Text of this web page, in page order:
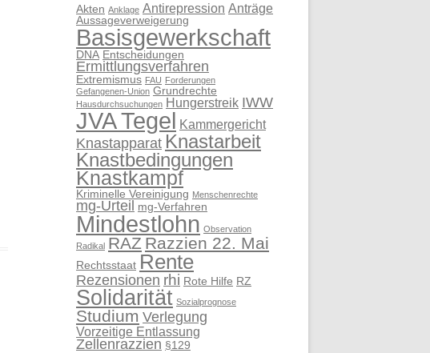
Akten Anklage Antirepression Anträge
Aussageverweigerung
Basisgewerkschaft
DNA Entscheidungen
Ermittlungsverfahren
Extremismus FAU Forderungen
Gefangenen-Union Grundrechte
Hausdurchsuchungen Hungerstreik IWW
JVA Tegel Kammergericht
Knastapparat Knastarbeit
Knastbedingungen
Knastkampf
Kriminelle Vereinigung Menschenrechte
mg-Urteil mg-Verfahren
Mindestlohn Observation
Radikal RAZ Razzien 22. Mai
Rechtsstaat Rente
Rezensionen rhi Rote Hilfe RZ
Solidarität Sozialprognose
Studium Verlegung
Vorzeitige Entlassung
Zellenrazzien §129